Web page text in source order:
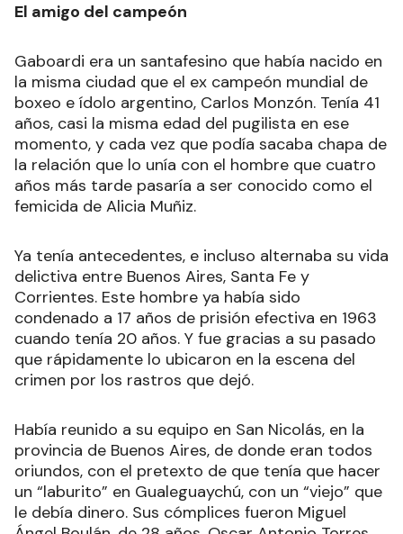
El amigo del campeón
Gaboardi era un santafesino que había nacido en
la misma ciudad que el ex campeón mundial de
boxeo e ídolo argentino, Carlos Monzón. Tenía 41
años, casi la misma edad del pugilista en ese
momento, y cada vez que podía sacaba chapa de
la relación que lo unía con el hombre que cuatro
años más tarde pasaría a ser conocido como el
femicida de Alicia Muñiz.
Ya tenía antecedentes, e incluso alternaba su vida
delictiva entre Buenos Aires, Santa Fe y
Corrientes. Este hombre ya había sido
condenado a 17 años de prisión efectiva en 1963
cuando tenía 20 años. Y fue gracias a su pasado
que rápidamente lo ubicaron en la escena del
crimen por los rastros que dejó.
Había reunido a su equipo en San Nicolás, en la
provincia de Buenos Aires, de donde eran todos
oriundos, con el pretexto de que tenía que hacer
un “laburito” en Gualeguaychú, con un “viejo” que
le debía dinero. Sus cómplices fueron Miguel